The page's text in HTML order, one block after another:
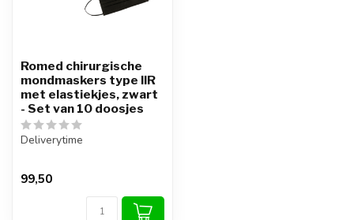
Romed chirurgische
mondmaskers type IIR
met elastiekjes, zwart
- Set van 10 doosjes
Deliverytime
99,50